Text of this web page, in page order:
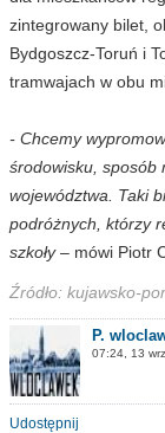
zintegrowany bilet,
Bydgoszcz-Toruń i
tramwajach w obu
- Chcemy
środowisku, sposób
województwa. Taki
podróżnych, którzy
szkoły– mówi Piotr
Źródło: kujawsko-
P.
07:24, 13
Udostępnij